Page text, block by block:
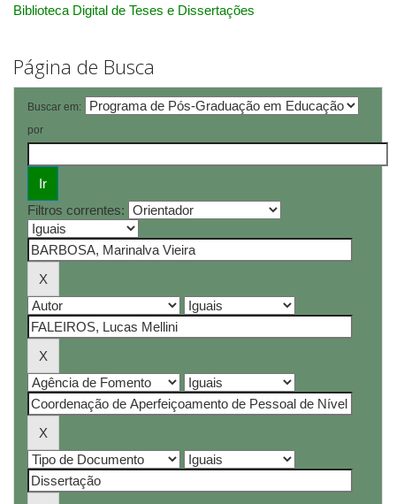
Biblioteca Digital de Teses e Dissertações
Página de Busca
Buscar em:
por
Filtros correntes: